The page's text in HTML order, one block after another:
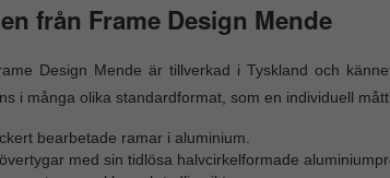
från Frame Design Mende
Design Mende är tillverkad i Tyskland och
i många olika standardformat, som en individuell
bearbetade ramar i aluminium.
med sin tidlösa halvcirkelformade